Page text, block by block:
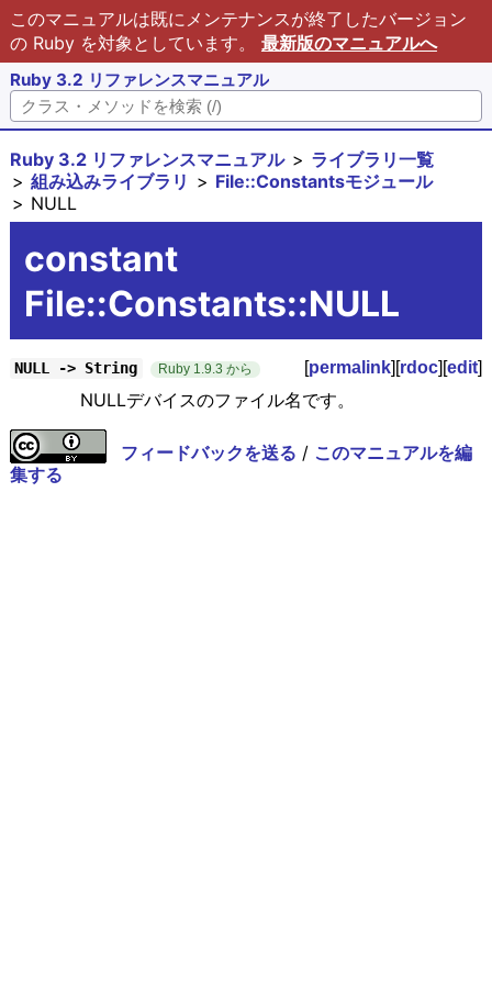
このマニュアルは既にメンテナンスが終了したバージョン
の Ruby を対象としています。 最新版のマニュアルへ
Ruby 3.2 リファレンスマニュアル
Ruby 3.2 リファレンスマニュアル
ライブラリ一覧
組み込みライブラリ
File::Constantsモジュール
NULL
constant
File::Constants::NULL
NULL -> String Ruby 1.9.3 から [permalink][rdoc][edit]
NULLデバイスのファイル名です。
フィードバックを送る / このマニュアルを編
集する